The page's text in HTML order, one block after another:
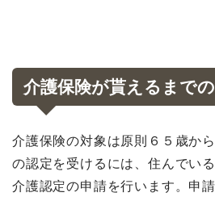
介護保険が貰えるまで
介護保険の対象は原則６５歳か
の認定を受けるには、住んでい
介護認定の申請を行います。申